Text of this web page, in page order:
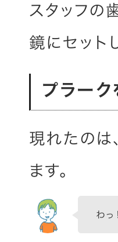
スタッフの
鏡にセット
プラーク
現れたのは
ます。
わっ